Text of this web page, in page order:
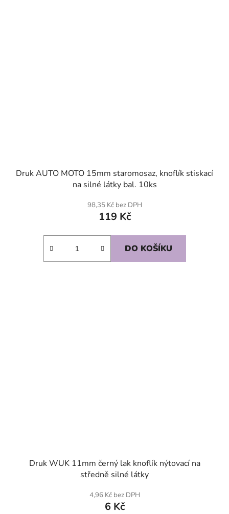
Druk AUTO MOTO 15mm staromosaz, knoflík stiskací
na silné látky bal. 10ks
98,35 Kč bez DPH
119 Kč
DO KOŠÍKU
Druk WUK 11mm černý lak knoflík nýtovací na
středně silné látky
4,96 Kč bez DPH
6 Kč